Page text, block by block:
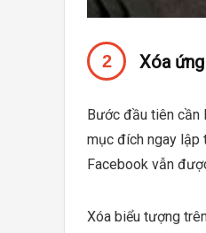
Xóa
Bước đầu tiên cần
mục đích ngay lập
Facebook vẫn
Xóa biểu tượng